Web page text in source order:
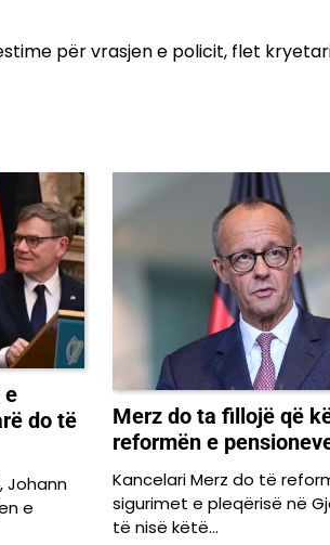
për vrasjen e policit, flet
e
do të
Johann
e
Merz do ta fillojë që
reformën e
Kancelari Merz do të
sigurimet e pleqërisë në
të nisë këtë…